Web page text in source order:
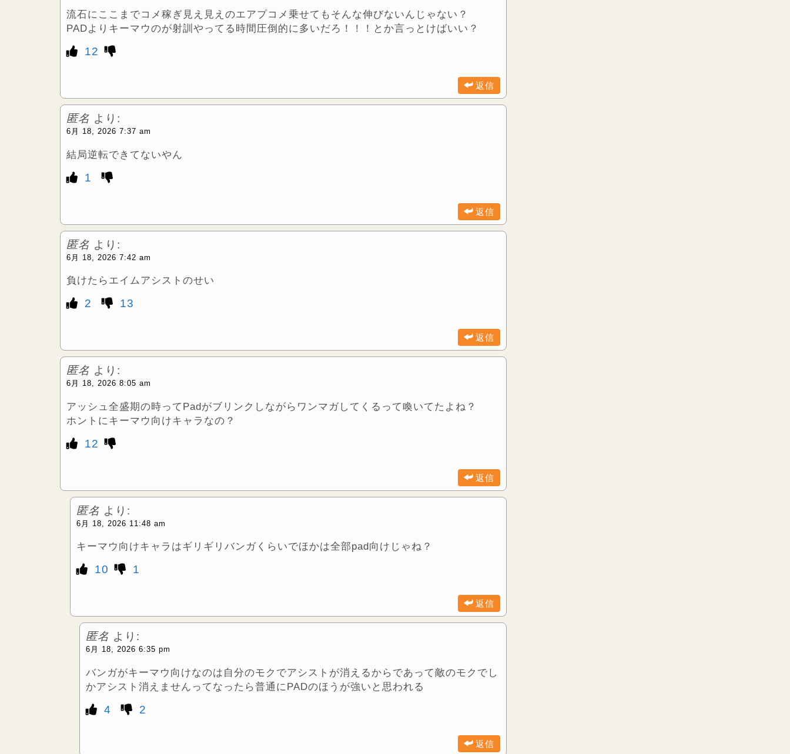
流石にここまでコメ稼ぎ見え見えのエアプコメ乗せてもそんな伸びないんじゃない？
PADよりキーマウのが射訓やってる時間圧倒的に多いだろ！！！とか言っとけばいい？
12
返信
匿名 より:
6月 18, 2026 7:37 am
結局逆転できてないやん
1
返信
匿名 より:
6月 18, 2026 7:42 am
負けたらエイムアシストのせい
2 13
返信
匿名 より:
6月 18, 2026 8:05 am
アッシュ全盛期の時ってPadがブリンクしながらワンマガしてくるって喚いてたよね？
ホントにキーマウ向けキャラなの？
12
返信
匿名 より:
6月 18, 2026 11:48 am
キーマウ向けキャラはギリギリバンガくらいでほかは全部pad向けじゃね？
10 1
返信
匿名 より:
6月 18, 2026 6:35 pm
バンガがキーマウ向けなのは自分のモクでアシストが消えるからであって敵のモクでし
かアシスト消えませんってなったら普通にPADのほうが強いと思われる
4 2
返信